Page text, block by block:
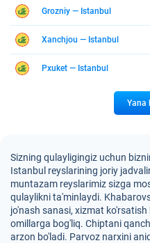
Grozniy — Istanbul
Xanchjou — Istanbul
Pxuket — Istanbul
Yana
Sizning qulayligingiz uchun
Istanbul reyslarining joriy
muntazam reyslarimiz sizga
qulaylikni ta'minlaydi.
jo'nash sanasi, xizmat
omillarga bog'liq. Chiptani
arzon bo'ladi. Parvoz narxini